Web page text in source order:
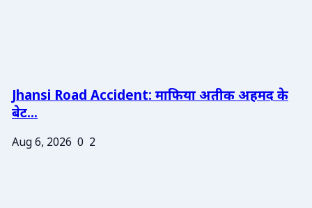
Jhansi Road Accident: माफिया अतीक अहमद के
बेट...
Aug 6, 2026 0 2